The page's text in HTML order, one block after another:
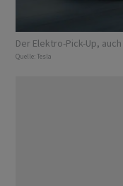
Der Elektro-Pick-Up,
Quelle: Tesla